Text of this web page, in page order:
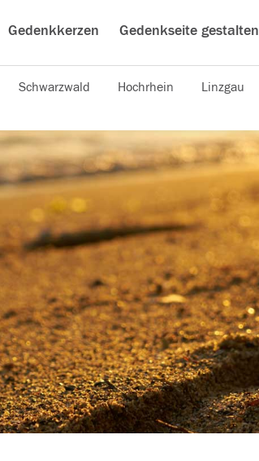
Gedenkkerzen Gedenkseite gestalten
Schwarzwald Hochrhein Linzgau